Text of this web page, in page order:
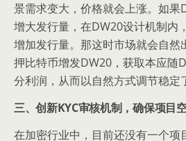
景需求变大，价格就会上涨。如果
增大发行量，在DW20设计机制内
增加发行量。那这时市场就会自然
押比特币增发DW20，获取本应随
分利润，从而以自然方式调节稳定
三、创新KYC审核机制，确保项目空
在加密行业中，目前还没有一个项